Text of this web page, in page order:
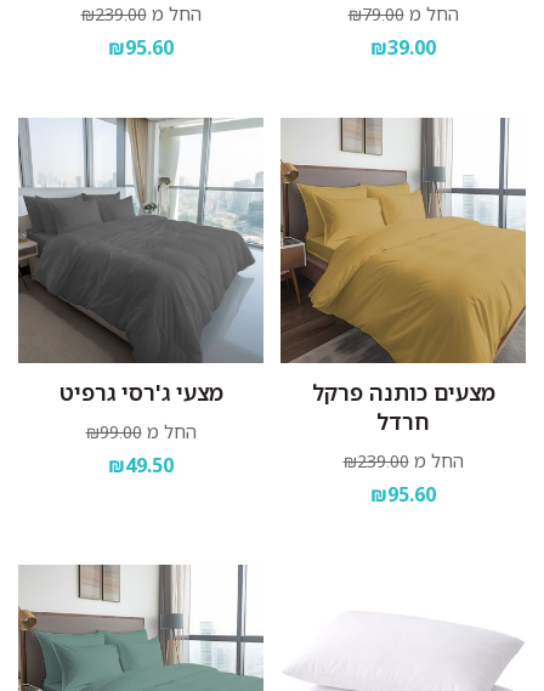
החל מ ₪79.00
₪39.00
החל מ ₪239.00
₪95.60
מצעים כותנה פרקל
חרדל
החל מ ₪239.00
₪95.60
מצעי ג'רסי גרפיט
החל מ ₪99.00
₪49.50